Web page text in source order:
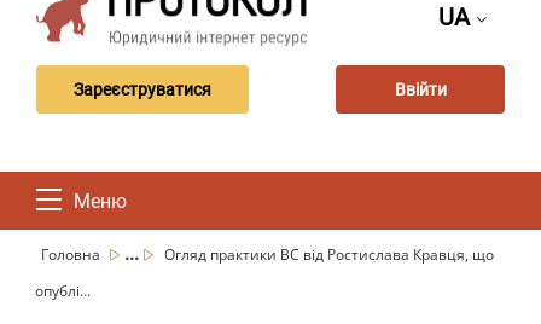
UA
Зареєструватися Ввійти
Меню
Головна ...
Огляд практики ВС від Ростислава Кравця, що
опублі...